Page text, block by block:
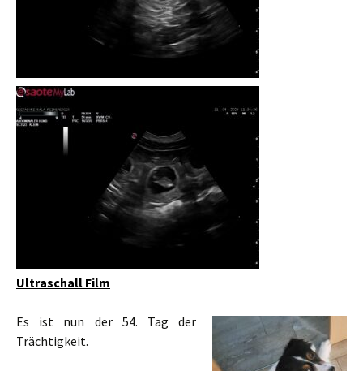
Ultraschall Film
Es ist nun der 54. Tag der
Trächtigkeit.